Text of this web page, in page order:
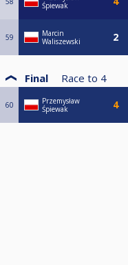
Śpiewak
59
Marcin
Waliszewski
Final Race to 4
60
Przemysław
Śpiewak